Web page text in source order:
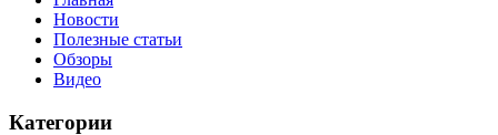
Новости
Полезные статьи
Обзоры
Видео
Категории